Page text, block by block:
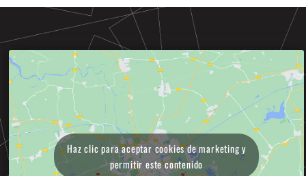
Haz clic para aceptar cookies de marketing y
permitir este contenido